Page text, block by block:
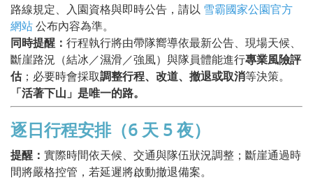
路線規定、入園資格與即時公告，請以 雪霸國家公園官方
網站公布內容為準。
同時提醒： 行程執行將由帶隊嚮導依最新公告、現場天候、
斷崖路況（結冰／濕滑／強風）與隊員體能進行專業風險評
估；必要時會採取調整行程、改道、撤退或取消等決策。
「活著下山」是唯一的路。
逐日行程安排（6 天 5 夜）
提醒： 實際時間依天候、交通與隊伍狀況調整；斷崖通過時
間將嚴格控管，若延遲將啟動撤退備案。